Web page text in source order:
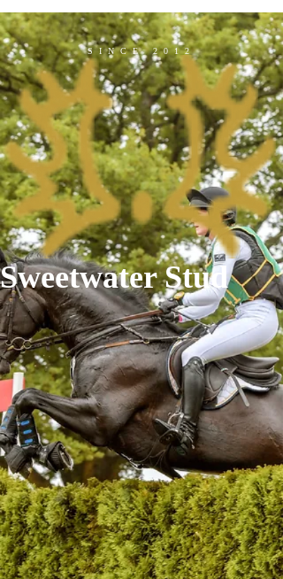
SINCE 2012
Sweetwater Stud